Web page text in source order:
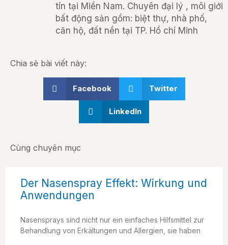
tín tại Miền Nam. Chuyên đại lý , môi giới
bất động sản gồm: biệt thự, nhà phố,
căn hộ, đất nền tại TP. Hồ chí Minh
Chia sẻ bài viết này:
Facebook Twitter
LinkedIn
Cùng chuyên mục
Der Nasenspray Effekt: Wirkung und
Anwendungen
Nasensprays sind nicht nur ein einfaches Hilfsmittel zur
Behandlung von Erkältungen und Allergien, sie haben